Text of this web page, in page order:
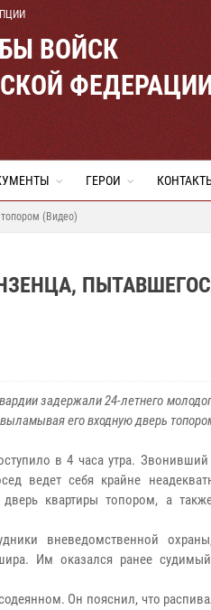
ВОЙСК
ГЕРОИ
(Видео)
задержали 24-летнего
его входную дверь
в 4 часа утра. Звонивший
ведет себя крайне
квартиры топором, а
вневедомственной
Им оказался ранее судимый
Он пояснил, что